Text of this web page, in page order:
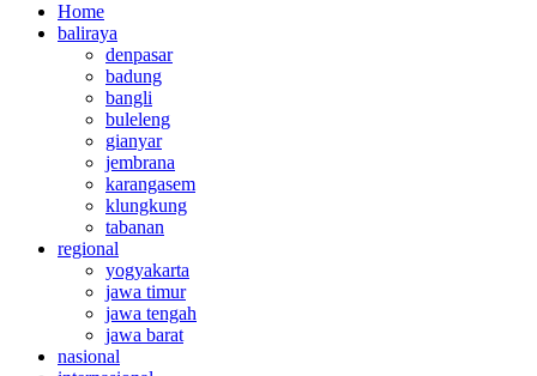
Home
baliraya
denpasar
badung
bangli
buleleng
gianyar
jembrana
karangasem
klungkung
tabanan
regional
yogyakarta
jawa timur
jawa tengah
jawa barat
nasional